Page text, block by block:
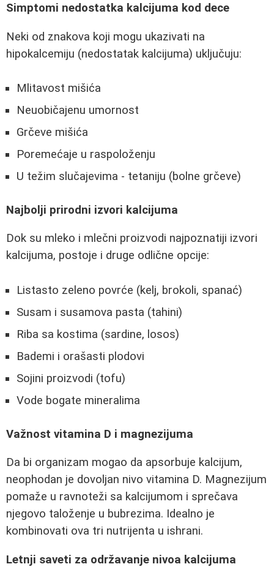
Simptomi nedostatka kalcijuma kod dece
Neki od znakova koji mogu ukazivati na
hipokalcemiju (nedostatak kalcijuma) uključuju:
Mlitavost mišića
Neuobičajenu umornost
Grčeve mišića
Poremećaje u raspoloženju
U težim slučajevima - tetaniju (bolne grčeve)
Najbolji prirodni izvori kalcijuma
Dok su mleko i mlečni proizvodi najpoznatiji izvori
kalcijuma, postoje i druge odlične opcije:
Listasto zeleno povrće (kelj, brokoli, spanać)
Susam i susamova pasta (tahini)
Riba sa kostima (sardine, losos)
Bademi i orašasti plodovi
Sojini proizvodi (tofu)
Vode bogate mineralima
Važnost vitamina D i magnezijuma
Da bi organizam mogao da apsorbuje kalcijum,
neophodan je dovoljan nivo vitamina D. Magnezijum
pomaže u ravnoteži sa kalcijumom i sprečava
njegovo taloženje u bubrezima. Idealno je
kombinovati ova tri nutrijenta u ishrani.
Letnji saveti za održavanje nivoa kalcijuma